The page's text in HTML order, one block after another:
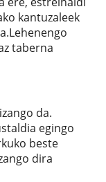
kantuzaleek
taberna
da.
egingo
beste
dira